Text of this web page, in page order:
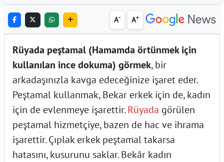
A- A+
Rüyada peştamal (Hamamda örtünmek için
kullanılan ince dokuma) görmek, bir
arkadaşınızla kavga edeceğinize işaret eder.
Peştamal kullanmak, Bekar erkek için de, kadın
için de evlenmeye işarettir.Rüyada görülen
peştamal hizmetçiye, bazen de hac ve ihrama
işarettir. Çıplak erkek peştamal takarsa
hatasını, kusurunu saklar. Bekâr kadın